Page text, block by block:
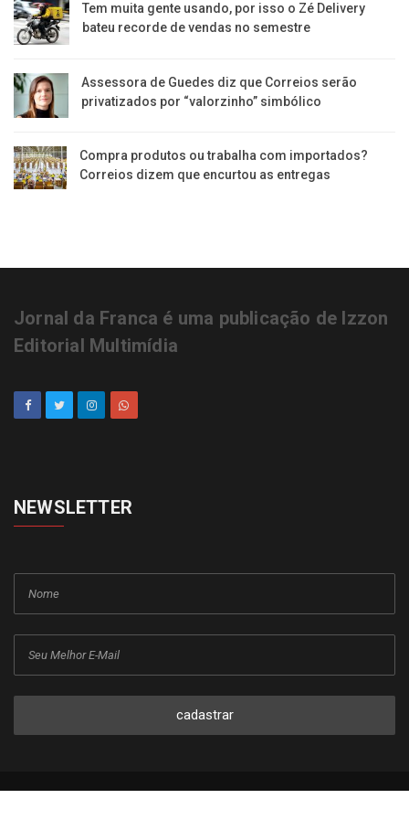
Tem muita gente usando, por isso o Zé Delivery
bateu recorde de vendas no semestre
Assessora de Guedes diz que Correios serão
privatizados por “valorzinho” simbólico
Compra produtos ou trabalha com importados?
Correios dizem que encurtou as entregas
Jornal da Franca é uma publicação de Izzon
Editorial Multimídia
NEWSLETTER
cadastrar